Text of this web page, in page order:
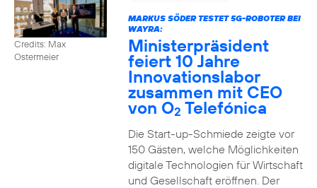
Credits: Max
Ostermeier
MARKUS SÖDER TESTET 5G-ROBOTER BEI
WAYRA:
Ministerpräsident
feiert 10 Jahre
Innovationslabor
zusammen mit CEO
von O2 Telefónica
Die Start-up-Schmiede zeigte vor
150 Gästen, welche Möglichkeiten
digitale Technologien für Wirtschaft
und Gesellschaft eröffnen. Der